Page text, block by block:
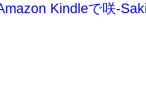
Kindleで咲-